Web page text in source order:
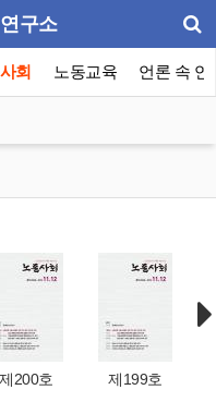
구소
회 노동교육 언론 속 연
제200호 제199호